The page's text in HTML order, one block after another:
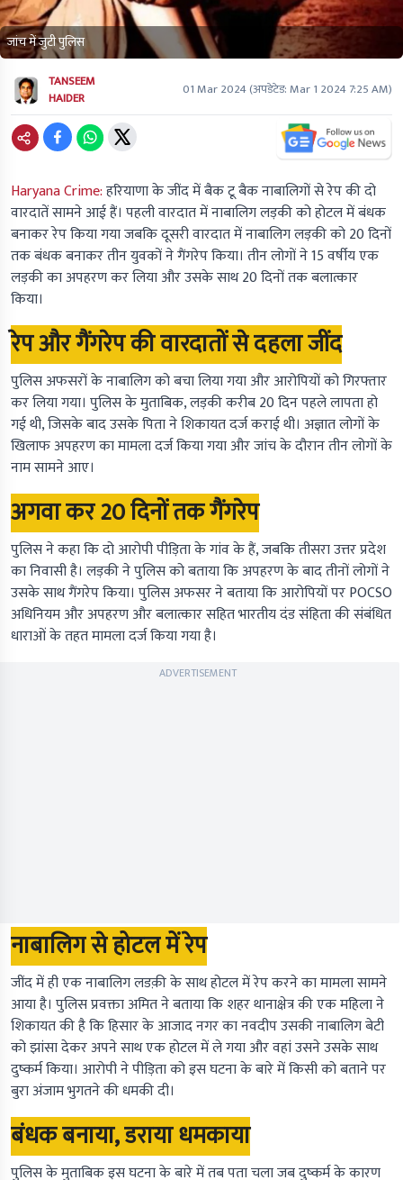
जांच में जुटी पुलिस
TANSEEM
HAIDER
01 Mar 2024(अपडेटेड:Mar 1 2024 7:25 AM)
Haryana Crime:हरियाणा के जींद में बैक टू बैक नाबालिगों से रेप की दो
वारदातें सामने आई हैं। पहली वारदात में नाबालिग लड़की को होटल में बंधक
बनाकर रेप किया गया जबकि दूसरी वारदात में नाबालिग लड़की को 20 दिनों
तक बंधक बनाकर तीन युवकों ने गैंगरेप किया। तीन लोगों ने 15 वर्षीय एक
लड़की का अपहरण कर लिया और उसके साथ 20 दिनों तक बलात्कार
किया।
रेप और गैंगरेप की वारदातों से दहला जींद
पुलिस अफसरों के नाबालिग को बचा लिया गया और आरोपियों को गिरफ्तार
कर लिया गया। पुलिस के मुताबिक, लड़की करीब 20 दिन पहले लापता हो
गई थी, जिसके बाद उसके पिता ने शिकायत दर्ज कराई थी। अज्ञात लोगों के
खिलाफ अपहरण का मामला दर्ज किया गया और जांच के दौरान तीन लोगों के
नाम सामने आए।
अगवा कर 20 दिनों तक गैंगरेप
पुलिस ने कहा कि दो आरोपी पीड़िता के गांव के हैं, जबकि तीसरा उत्तर प्रदेश
का निवासी है। लड़की ने पुलिस को बताया कि अपहरण के बाद तीनों लोगों ने
उसके साथ गैंगरेप किया। पुलिस अफसर ने बताया कि आरोपियों पर POCSO
अधिनियम और अपहरण और बलात्कार सहित भारतीय दंड संहिता की संबंधित
धाराओं के तहत मामला दर्ज किया गया है।
ADVERTISEMENT
नाबालिग से होटल में रेप
जींद में ही एक नाबालिग लडक़ी के साथ होटल में रेप करने का मामला सामने
आया है। पुलिस प्रवक्ता अमित ने बताया कि शहर थानाक्षेत्र की एक महिला ने
शिकायत की है कि हिसार के आजाद नगर का नवदीप उसकी नाबालिग बेटी
को झांसा देकर अपने साथ एक होटल में ले गया और वहां उसने उसके साथ
दुष्कर्म किया। आरोपी ने पीड़िता को इस घटना के बारे में किसी को बताने पर
बुरा अंजाम भुगतने की धमकी दी।
बंधक बनाया, डराया धमकाया
पुलिस के मुताबिक इस घटना के बारे में तब पता चला जब दुष्कर्म के कारण